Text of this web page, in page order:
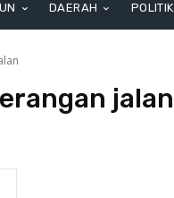
DAERAH POLITIK
jalan